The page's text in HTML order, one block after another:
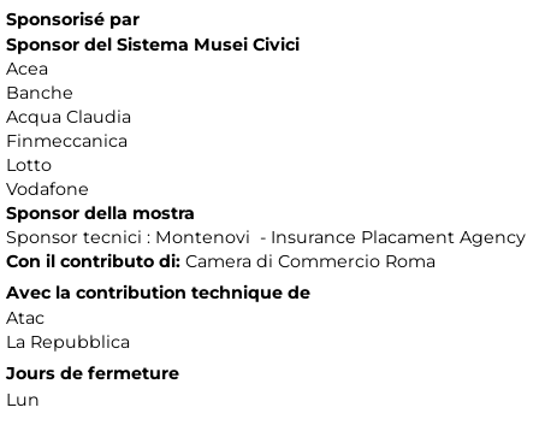
Sponsorisé par
Sponsor del Sistema Musei Civici
Acea
Banche
Acqua Claudia
Finmeccanica
Lotto
Vodafone
Sponsor della mostra
Sponsor tecnici : Montenovi - Insurance Placament Agency
Con il contributo di: Camera di Commercio Roma
Avec la contribution technique de
Atac
La Repubblica
Jours de fermeture
Lun